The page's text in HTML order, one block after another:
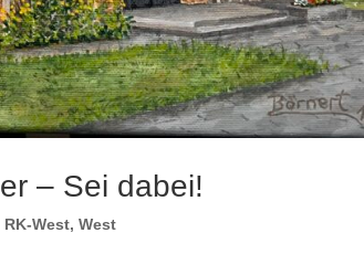
– Sei dabei!
RK-West,West